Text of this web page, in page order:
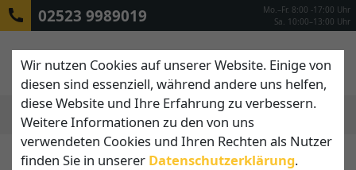
02523 9989019
Mo.–Fr. 8:00 -17:00 Uhr
Sa. 10:00–13:00 Uhr
Wir nutzen Cookies auf unserer Website. Einige von
diesen sind essenziell, während andere uns helfen,
diese Website und Ihre Erfahrung zu verbessern.
Weitere Informationen zu den von uns
verwendeten Cookies und Ihren Rechten als Nutzer
finden Sie in unserer Daten­schutz­erklärung.